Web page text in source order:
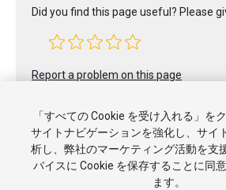
Did you find this page useful? Please
Report a problem on this page
「すべての Cookie を受け入れる」を
サイトナビゲーションを強化し、サイ
析し、弊社のマーケティング活動を支
バイスに Cookie を保存することに同
ます。